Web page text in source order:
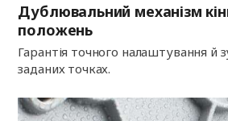
Дублювальний механізм
положень
Гарантія точного налаштування й
заданих точках.